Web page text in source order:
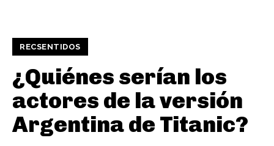
RECSENTIDOS
¿Quiénes serían los
actores de la versión
Argentina de Titanic?